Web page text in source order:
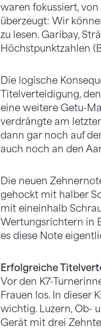
waren fokussiert,
überzeugt: Wir
zu lesen. Garibay,
Höchstpunktzahlen
Die logische
Titelverteidigung,
eine weitere Getu-
verdrängte am
dann gar noch auf
auch noch an den
Die neuen
gehockt mit halber
mit eineinhalb
Wertungsrichtern in
es diese Note
Erfolgreiche
Vor den K7-
Frauen los. In dieser
wichtig. Luzern, Ob-
Gerät mit drei